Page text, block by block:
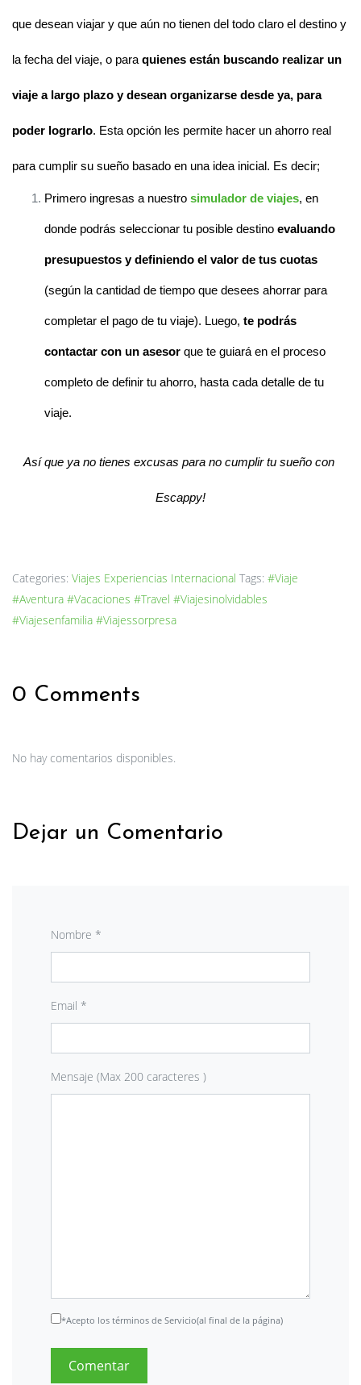
que desean viajar y que aún no tienen del todo claro el destino y
la fecha del viaje, o para quienes están buscando realizar un
viaje a largo plazo y desean organizarse desde ya, para
poder lograrlo. Esta opción les permite hacer un ahorro real
para cumplir su sueño basado en una idea inicial. Es decir;
Primero ingresas a nuestro simulador de viajes, en
donde podrás seleccionar tu posible destino evaluando
presupuestos y definiendo el valor de tus cuotas
(según la cantidad de tiempo que desees ahorrar para
completar el pago de tu viaje). Luego, te podrás
contactar con un asesor que te guiará en el proceso
completo de definir tu ahorro, hasta cada detalle de tu
viaje.
Así que ya no tienes excusas para no cumplir tu sueño con
Escappy!
Categories: Viajes Experiencias Internacional Tags: #Viaje
#Aventura #Vacaciones #Travel #Viajesinolvidables
#Viajesenfamilia #Viajessorpresa
0 Comments
No hay comentarios disponibles.
Dejar un Comentario
Nombre *
Email *
Mensaje (Max 200 caracteres )
*Acepto los términos de Servicio(al final de la página)